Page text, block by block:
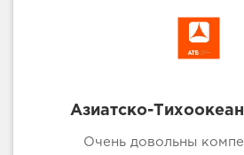
Азиатско-
Очень довольны